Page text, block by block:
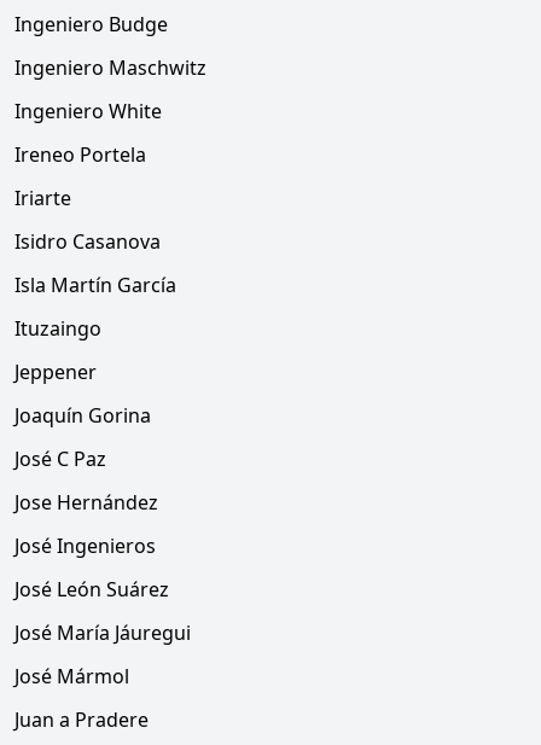
Ingeniero Budge
Ingeniero Maschwitz
Ingeniero White
Ireneo Portela
Iriarte
Isidro Casanova
Isla Martín García
Ituzaingo
Jeppener
Joaquín Gorina
José C Paz
Jose Hernández
José Ingenieros
José León Suárez
José María Jáuregui
José Mármol
Juan a Pradere